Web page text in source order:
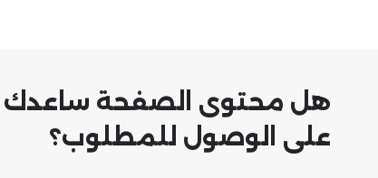
هل محتوى الصفحة ساعدك
على الوصول للمطلوب؟